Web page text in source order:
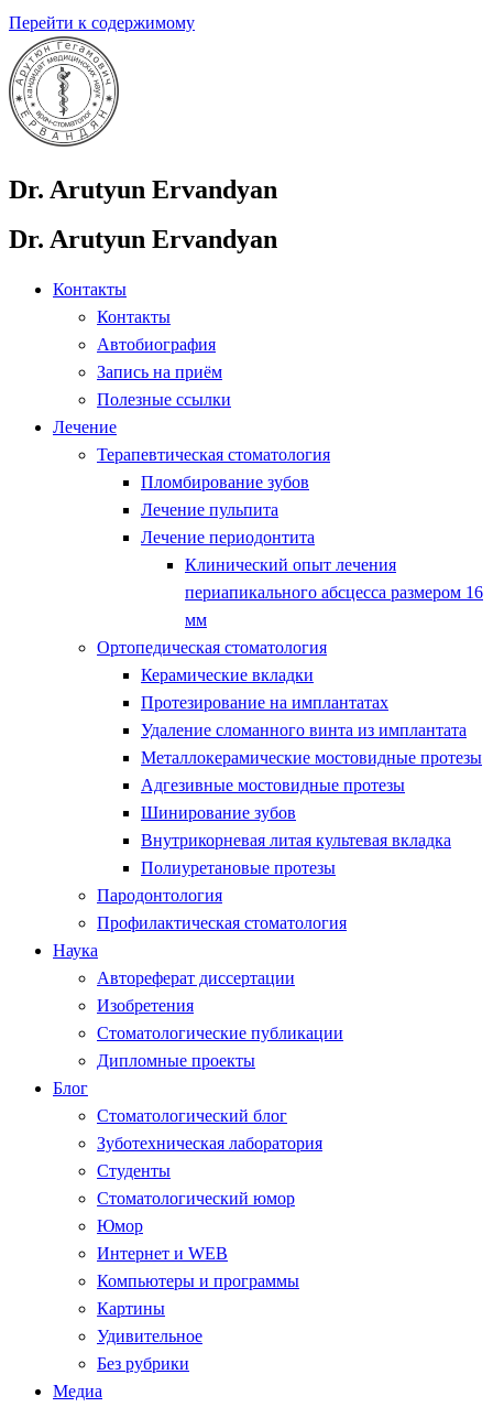
Перейти к содержимому
Dr. Arutyun Ervandyan
Dr. Arutyun Ervandyan
Контакты
Контакты
Автобиография
Запись на приём
Полезные ссылки
Лечение
Терапевтическая стоматология
Пломбирование зубов
Лечение пульпита
Лечение периодонтита
Клинический опыт лечения
периапикального абсцесса размером 16
мм
Ортопедическая стоматология
Керамические вкладки
Протезирование на имплантатах
Удаление сломанного винта из имплантата
Металлокерамические мостовидные протезы
Адгезивные мостовидные протезы
Шинирование зубов
Внутрикорневая литая культевая вкладка
Полиуретановые протезы
Пародонтология
Профилактическая стоматология
Наука
Автореферат диссертации
Изобретения
Стоматологические публикации
Дипломные проекты
Блог
Стоматологический блог
Зуботехническая лаборатория
Студенты
Стоматологический юмор
Юмор
Интернет и WEB
Компьютеры и программы
Картины
Удивительное
Без рубрики
Медиа